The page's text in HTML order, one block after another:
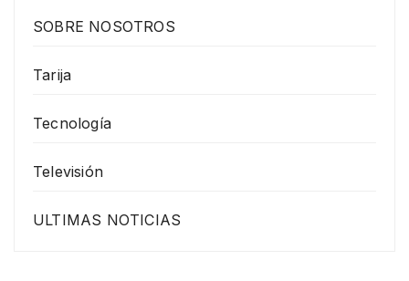
SOBRE NOSOTROS
Tarija
Tecnología
Televisión
ULTIMAS NOTICIAS